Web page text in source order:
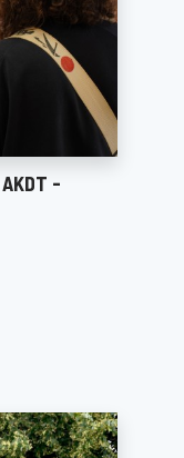
AKDT -